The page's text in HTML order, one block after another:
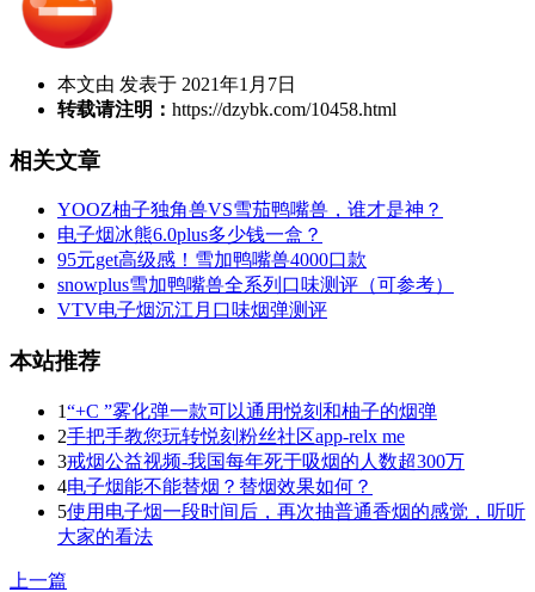
本文由 发表于 2021年1月7日
转载请注明： https://dzybk.com/10458.html
相关文章
YOOZ柚子独角兽VS雪茄鸭嘴兽，谁才是神？
电子烟冰熊6.0plus多少钱一盒？
95元get高级感！雪加鸭嘴兽4000口款
snowplus雪加鸭嘴兽全系列口味测评（可参考）
VTV电子烟沉江月口味烟弹测评
本站推荐
1“+C ”雾化弹一款可以通用悦刻和柚子的烟弹
2手把手教您玩转悦刻粉丝社区app-relx me
3戒烟公益视频-我国每年死于吸烟的人数超300万
4电子烟能不能替烟？替烟效果如何？
5使用电子烟一段时间后，再次抽普通香烟的感觉，听听
大家的看法
上一篇